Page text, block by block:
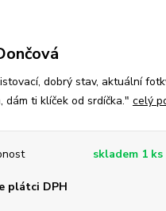
dobrý stav, aktuální
dám ti klíček od srdíčka." celý
skladem 1 ks
plátci DPH